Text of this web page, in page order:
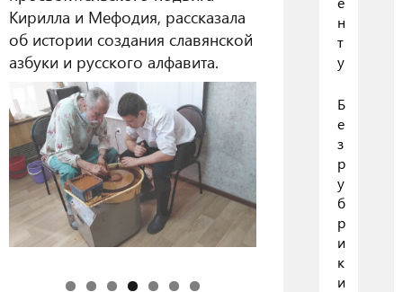
Кирилла и Мефодия, рассказала
об истории создания славянской
азбуки и русского алфавита.
н
т
у
Б
е
з
р
у
б
р
и
к
и